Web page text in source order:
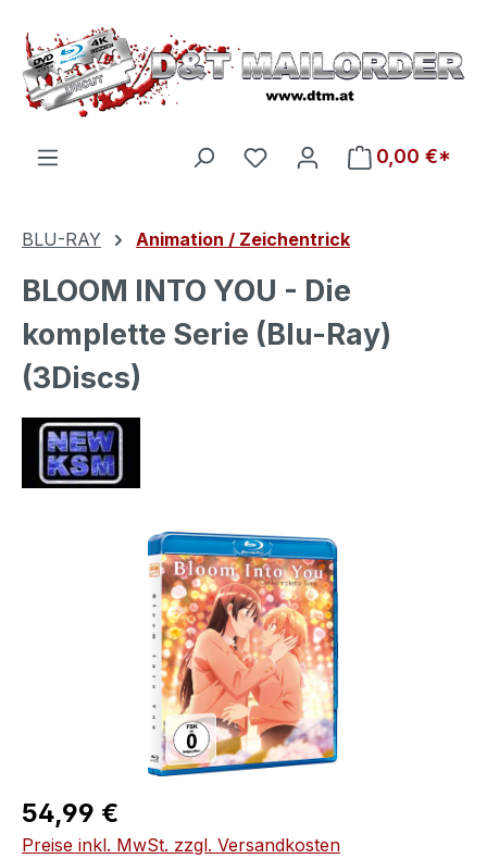
Zum Hauptinhalt springen
Du hast 0 Produkte auf
0,00 €*
BLU-RAY Animation / Zeichentrick
BLOOM INTO YOU - Die
komplette Serie (Blu-Ray)
(3Discs)
Bildergalerie überspringen
Regulärer Preis:
54,99 €
Preise inkl. MwSt. zzgl. Versandkosten